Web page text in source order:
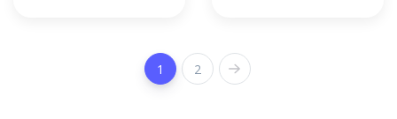
1 2